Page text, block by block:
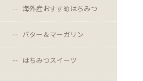
海外産おすすめはちみつ
バター＆マーガリン
はちみつスイーツ